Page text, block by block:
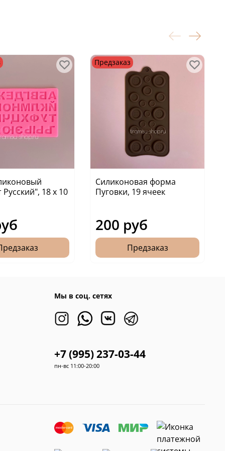
18 х 10
Предзаказ
Силиконовая форма
Пуговки, 19 ячеек
200 руб
Предзаказ
Мы в соц. сетях
+7 (995) 237-03-44
пн-вс 11:00-20:00